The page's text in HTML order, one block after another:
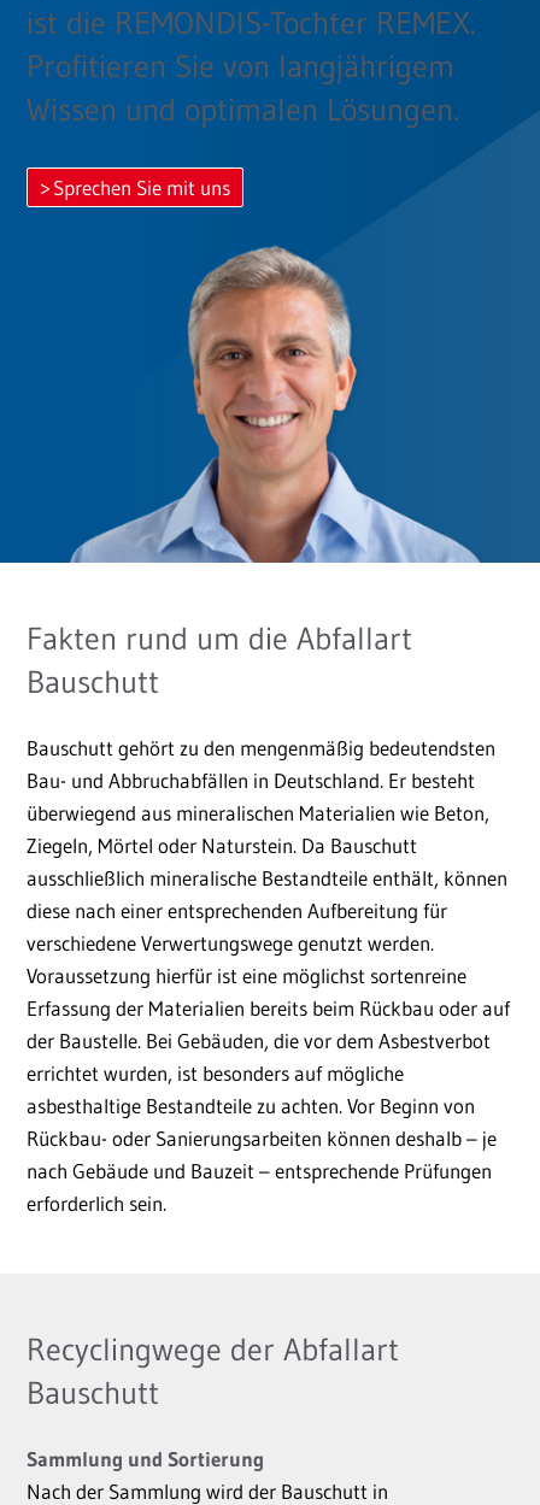
ist die REMONDIS-Tochter REMEX.
Profitieren Sie von langjährigem
Wissen und optimalen Lösungen.
Sprechen Sie mit uns
Fakten rund um die Abfallart
Bauschutt
Bauschutt gehört zu den mengenmäßig bedeutendsten
Bau- und Abbruchabfällen in Deutschland. Er besteht
überwiegend aus mineralischen Materialien wie Beton,
Ziegeln, Mörtel oder Naturstein. Da Bauschutt
ausschließlich mineralische Bestandteile enthält, können
diese nach einer entsprechenden Aufbereitung für
verschiedene Verwertungswege genutzt werden.
Voraussetzung hierfür ist eine möglichst sortenreine
Erfassung der Materialien bereits beim Rückbau oder auf
der Baustelle. Bei Gebäuden, die vor dem Asbestverbot
errichtet wurden, ist besonders auf mögliche
asbesthaltige Bestandteile zu achten. Vor Beginn von
Rückbau- oder Sanierungsarbeiten können deshalb – je
nach Gebäude und Bauzeit – entsprechende Prüfungen
erforderlich sein.
Recyclingwege der Abfallart
Bauschutt
Sammlung und Sortierung
Nach der Sammlung wird der Bauschutt in